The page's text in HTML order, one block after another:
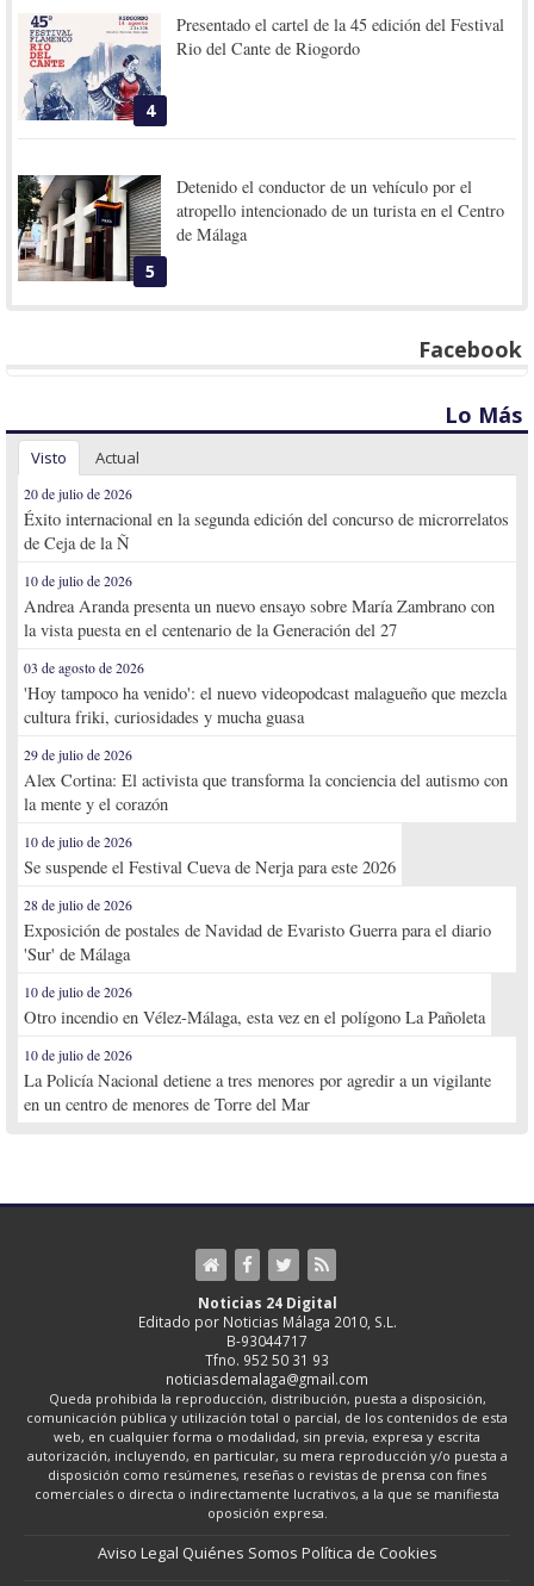
4
Presentado el cartel de la 45 edición del Festival
Rio del Cante de Riogordo
5
Detenido el conductor de un vehículo por el
atropello intencionado de un turista en el Centro
de Málaga
Facebook
Lo Más
Visto Actual
20 de julio de 2026
Éxito internacional en la segunda edición del concurso de microrrelatos
de Ceja de la Ñ
10 de julio de 2026
Andrea Aranda presenta un nuevo ensayo sobre María Zambrano con
la vista puesta en el centenario de la Generación del 27
03 de agosto de 2026
'Hoy tampoco ha venido': el nuevo videopodcast malagueño que mezcla
cultura friki, curiosidades y mucha guasa
29 de julio de 2026
Alex Cortina: El activista que transforma la conciencia del autismo con
la mente y el corazón
10 de julio de 2026
Se suspende el Festival Cueva de Nerja para este 2026
28 de julio de 2026
Exposición de postales de Navidad de Evaristo Guerra para el diario
'Sur' de Málaga
10 de julio de 2026
Otro incendio en Vélez-Málaga, esta vez en el polígono La Pañoleta
10 de julio de 2026
La Policía Nacional detiene a tres menores por agredir a un vigilante
en un centro de menores de Torre del Mar
Noticias 24 Digital
Editado por Noticias Málaga 2010, S.L.
B-93044717
Tfno. 952 50 31 93
noticiasdemalaga@gmail.com
Queda prohibida la reproducción, distribución, puesta a disposición,
comunicación pública y utilización total o parcial, de los contenidos de esta
web, en cualquier forma o modalidad, sin previa, expresa y escrita
autorización, incluyendo, en particular, su mera reproducción y/o puesta a
disposición como resúmenes, reseñas o revistas de prensa con fines
comerciales o directa o indirectamente lucrativos, a la que se manifiesta
oposición expresa.
Aviso Legal Quiénes Somos Política de Cookies